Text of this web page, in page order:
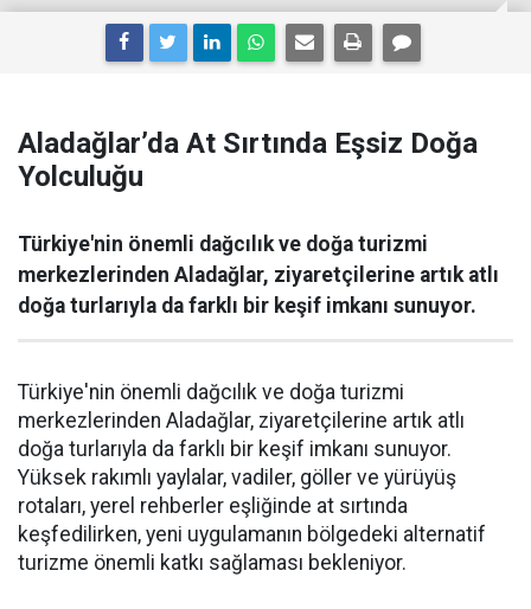
Aladağlar’da At Sırtında Eşsiz Doğa
Yolculuğu
Türkiye'nin önemli dağcılık ve doğa turizmi
merkezlerinden Aladağlar, ziyaretçilerine artık atlı
doğa turlarıyla da farklı bir keşif imkanı sunuyor.
Türkiye'nin önemli dağcılık ve doğa turizmi
merkezlerinden Aladağlar, ziyaretçilerine artık atlı
doğa turlarıyla da farklı bir keşif imkanı sunuyor.
Yüksek rakımlı yaylalar, vadiler, göller ve yürüyüş
rotaları, yerel rehberler eşliğinde at sırtında
keşfedilirken, yeni uygulamanın bölgedeki alternatif
turizme önemli katkı sağlaması bekleniyor.